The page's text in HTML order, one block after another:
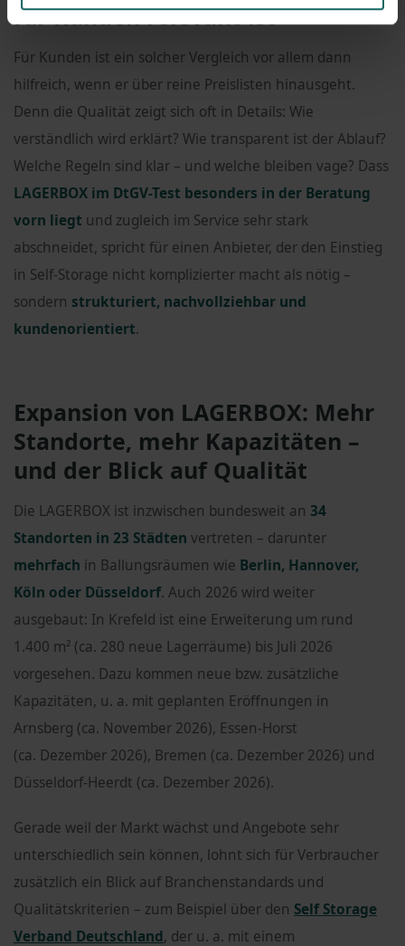
für Kunden relevant ist
Für Kunden ist ein solcher Vergleich vor allem dann
hilfreich, wenn er über reine Preislisten hinausgeht.
Denn die Qualität zeigt sich oft in Details: Wie
verständlich wird erklärt? Wie transparent ist der Ablauf?
Welche Regeln sind klar – und welche bleiben vage? Dass
LAGERBOX im DtGV-Test besonders in der Beratung
vorn liegt und zugleich im Service sehr stark
abschneidet, spricht für einen Anbieter, der den Einstieg
in Self-Storage nicht komplizierter macht als nötig –
sondern strukturiert, nachvollziehbar und
kundenorientiert.
Expansion von LAGERBOX: Mehr
Standorte, mehr Kapazitäten –
und der Blick auf Qualität
Die LAGERBOX ist inzwischen bundesweit an 34
Standorten in 23 Städten vertreten – darunter
mehrfach in Ballungsräumen wie Berlin, Hannover,
Köln oder Düsseldorf. Auch 2026 wird weiter
ausgebaut: In Krefeld ist eine Erweiterung um rund
1.400 m² (ca. 280 neue Lagerräume) bis Juli 2026
vorgesehen. Dazu kommen neue bzw. zusätzliche
Kapazitäten, u. a. mit geplanten Eröffnungen in
Arnsberg (ca. November 2026), Essen-Horst
(ca. Dezember 2026), Bremen (ca. Dezember 2026) und
Düsseldorf-Heerdt (ca. Dezember 2026).
Gerade weil der Markt wächst und Angebote sehr
unterschiedlich sein können, lohnt sich für Verbraucher
zusätzlich ein Blick auf Branchenstandards und
Qualitätskriterien – zum Beispiel über den Self Storage
Verband Deutschland, der u. a. mit einem